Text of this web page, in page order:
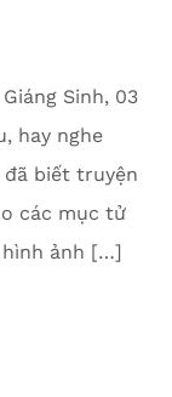
Sinh, 03
hay nghe
đã biết truyện
các mục tử
hình ảnh […]